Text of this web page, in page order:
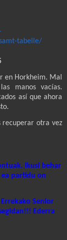
tabelle/
en Horkheim. Mal
manos vacías.
así que ahora
recuperar otra vez
Ikusi behar
ea partidu on
Senior
Ederra